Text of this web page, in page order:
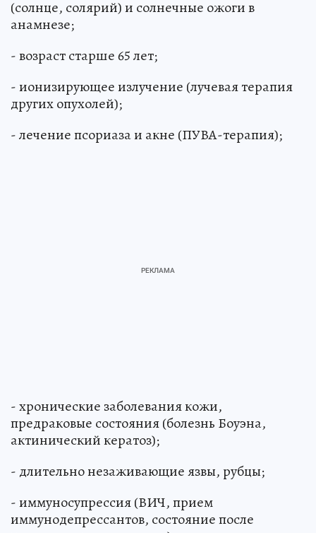
(солнце, солярий) и солнечные ожоги в
анамнезе;
- возраст старше 65 лет;
- ионизирующее излучение (лучевая терапия
других опухолей);
- лечение псориаза и акне (ПУВА-терапия);
- хронические заболевания кожи,
предраковые состояния (болезнь Боуэна,
актинический кератоз);
- длительно незаживающие язвы, рубцы;
- иммуносупрессия (ВИЧ, прием
иммунодепрессантов, состояние после